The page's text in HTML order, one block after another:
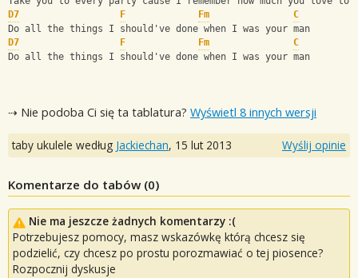
D7
F Fm
C
Do all the things I should've done when I was your man
D7
F Fm
C
Do all the things I should've done when I was your man
⇢ Nie podoba Ci się ta tablatura? Wyświetl 8 innych wersji
taby ukulele według Jackiechan, 15 lut 2013 Wyślij opinie
Komentarze do tabów (0)
Nie ma jeszcze żadnych komentarzy :(
Potrzebujesz pomocy, masz wskazówkę którą chcesz się
podzielić, czy chcesz po prostu porozmawiać o tej piosence?
Rozpocznij dyskusje